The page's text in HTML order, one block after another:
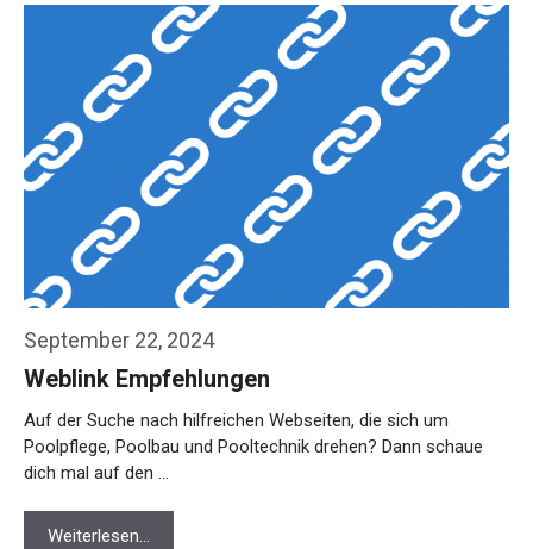
September 22, 2024
Weblink Empfehlungen
Auf der Suche nach hilfreichen Webseiten, die sich um
Poolpflege, Poolbau und Pooltechnik drehen? Dann schaue
dich mal auf den …
Weiterlesen…